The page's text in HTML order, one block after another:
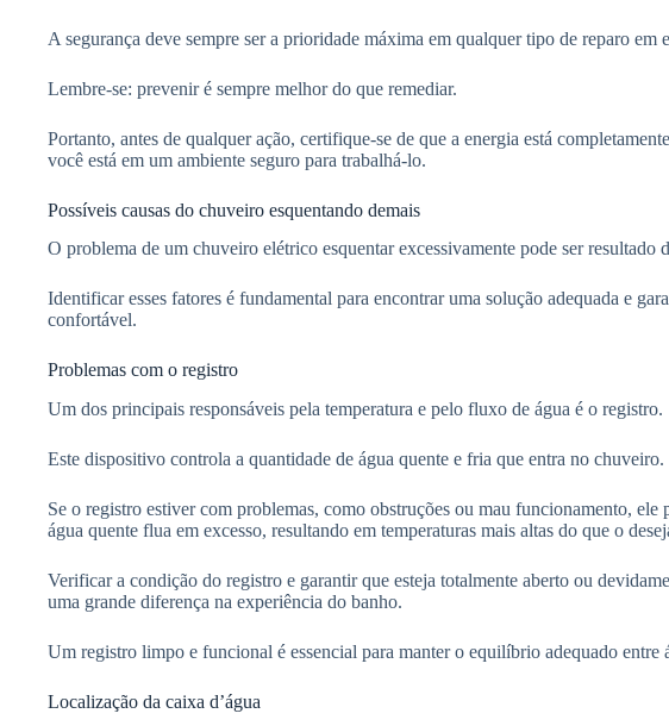
A segurança deve sempre ser a prioridade máxima em qualquer tipo de reparo em
Lembre-se: prevenir é sempre melhor do que remediar.
Portanto, antes de qualquer ação, certifique-se de que a energia está
você está em um ambiente seguro para trabalhá-lo.
Possíveis causas do chuveiro esquentando demais
O problema de um chuveiro elétrico esquentar excessivamente pode ser resultado
Identificar esses fatores é fundamental para encontrar uma solução adequada e
confortável.
Problemas com o registro
Um dos principais responsáveis pela temperatura e pelo fluxo de água é o registro.
Este dispositivo controla a quantidade de água quente e fria que entra no chuveiro.
Se o registro estiver com problemas, como obstruções ou mau funcionamento, ele
água quente flua em excesso, resultando em temperaturas mais altas do que o
Verificar a condição do registro e garantir que esteja totalmente aberto ou
uma grande diferença na experiência do banho.
Um registro limpo e funcional é essencial para manter o equilíbrio adequado entre
Localização da caixa d’água